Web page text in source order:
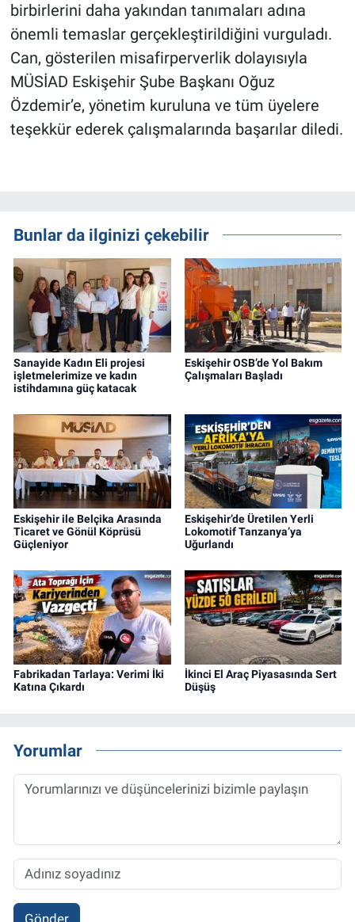
birbirlerini daha yakından tanımaları adına
önemli temaslar gerçekleştirildiğini vurguladı.
Can, gösterilen misafirperverlik dolayısıyla
MÜSİAD Eskişehir Şube Başkanı Oğuz
Özdemir’e, yönetim kuruluna ve tüm üyelere
teşekkür ederek çalışmalarında başarılar diledi.
Bunlar da ilginizi çekebilir
Sanayide Kadın Eli projesi
işletmelerimize ve kadın
istihdamına güç katacak
Eskişehir OSB’de Yol Bakım
Çalışmaları Başladı
Eskişehir ile Belçika Arasında
Ticaret ve Gönül Köprüsü
Güçleniyor
Eskişehir’de Üretilen Yerli
Lokomotif Tanzanya’ya
Uğurlandı
Fabrikadan Tarlaya: Verimi İki
Katına Çıkardı
İkinci El Araç Piyasasında Sert
Düşüş
Yorumlar
Gönder